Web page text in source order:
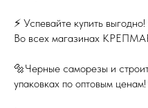
⚡️ Успевайте купить выгодно!
Во всех магазинах
🔩Черные саморезы и
упаковках по оптовым